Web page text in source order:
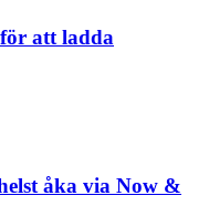
att ladda
åka via Now &